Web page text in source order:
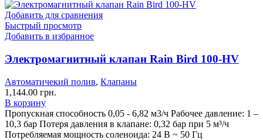
Добавить для сравнения
Быстрый просмотр
Добавить в избранное
Электромагнитный клапан Rain Bird 100-HV
Автоматичекий полив, Клапаны
1,144.00 грн.
В корзину
Пропускная способность 0,05 - 6,82 м3/ч Рабочее давление: 1 –
10,3 бар Потеря давления в клапане: 0,32 бар при 5 м³/ч
Потребляемая мощность соленоида: 24 В ~ 50 Гц